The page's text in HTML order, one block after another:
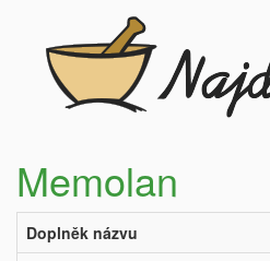
Memolan
Doplněk názvu